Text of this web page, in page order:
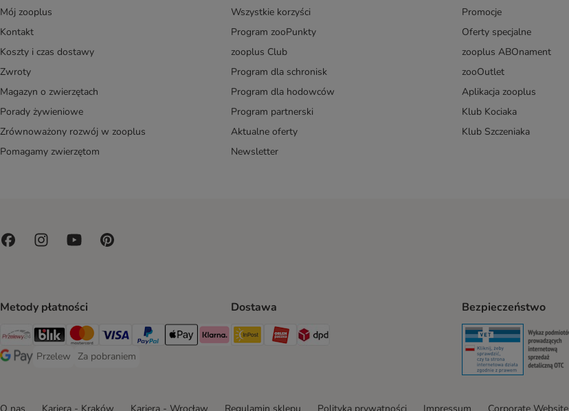
Mój zooplus
Kontakt
Koszty i czas dostawy
Zwroty
Magazyn o zwierzętach
Porady żywieniowe
Zrównoważony rozwój w zooplus
Pomagamy zwierzętom
Wszystkie korzyści
Program zooPunkty
zooplus Club
Program dla schronisk
Program dla hodowców
Program partnerski
Aktualne oferty
Newsletter
Promocje
Oferty specjalne
zooplus ABOnament
zooOutlet
Aplikacja zooplus
Klub Kociaka
Klub Szczeniaka
Metody płatności
Przelewy24 Payment Method
Blik Payment Method
MasterCard Payment Method
Visa Payment Method
PayPal Payment Method
Apple Pay Payment Method
Klarna Payment Method
Google Pay Payment Method
Przelew
Przelew Payment Method
Za pobraniem
Za pobraniem Payment Method
Dostawa
Paczkomat® Shipping Method
ORLEN Paczka Shipping Method
Bezpieczeństwo
Security